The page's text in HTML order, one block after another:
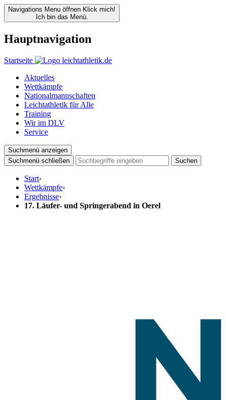
Navigations Menu öffnen Klick mich!
Ich bin das Menü.
Hauptnavigation
Startseite
Aktuelles
Wettkämpfe
Nationalmannschaften
Leichtathletik für Alle
Training
Wir im DLV
Service
Suchmenü anzeigen
Suchmenü schließen
Suchen
Start›
Wettkämpfe›
Ergebnisse›
17. Läufer- und Springerabend in Oerel